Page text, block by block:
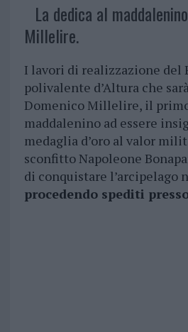
La dedica al
Millelire.
I lavori di realizzazione del
polivalente d’Altura che
Domenico Millelire, il
maddalenino ad essere
medaglia d’oro al valor
sconfitto Napoleone
di conquistare l’arcipelago
procedendo spediti